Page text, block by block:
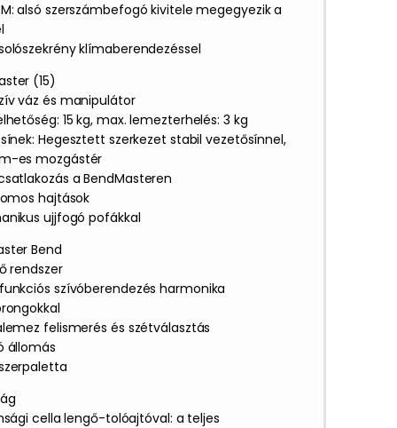
alsó szerszámbefogó kivitele megegyezik a
klímaberendezéssel
(15)
váz és manipulátor
15 kg, max. lemezterhelés: 3 kg
Hegesztett szerkezet stabil vezetősínnel,
es mozgástér
a BendMasteren
hajtások
ujjfogó pofákkal
Bend
rendszer
szívóberendezés harmonika
felismerés és szétválasztás
állomás
cella lengő-tolóajtóval: a teljes